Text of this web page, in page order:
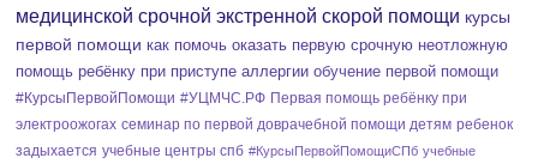
медицинской срочной экстренной скорой помощи курсы
первой помощи как помочь оказать первую срочную неотложную
помощь ребёнку при приступе аллергии обучение первой помощи
#КурсыПервойПомощи #УЦМЧС.РФ Первая помощь ребёнку при
электроожогах семинар по первой доврачебной помощи детям ребенок
задыхается учебные центры спб #КурсыПервойПомощиСПб учебные